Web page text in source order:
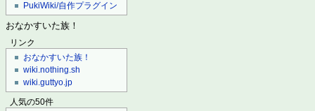
PukiWiki/自作プラグイン
おなかすいた族！
リンク
おなかすいた族！
wiki.nothing.sh
wiki.guttyo.jp
人気の50件